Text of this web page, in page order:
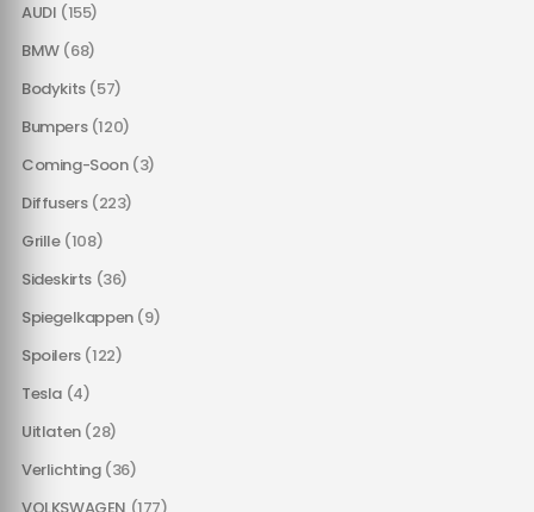
AUDI (155)
BMW (68)
Bodykits (57)
Bumpers (120)
Coming-Soon (3)
Diffusers (223)
Grille (108)
Sideskirts (36)
Spiegelkappen (9)
Spoilers (122)
Tesla (4)
Uitlaten (28)
Verlichting (36)